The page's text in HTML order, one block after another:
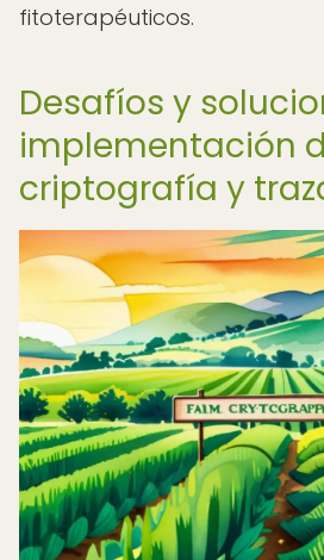
fitoterapéuticos.
Desafíos y
implementación
criptografía y